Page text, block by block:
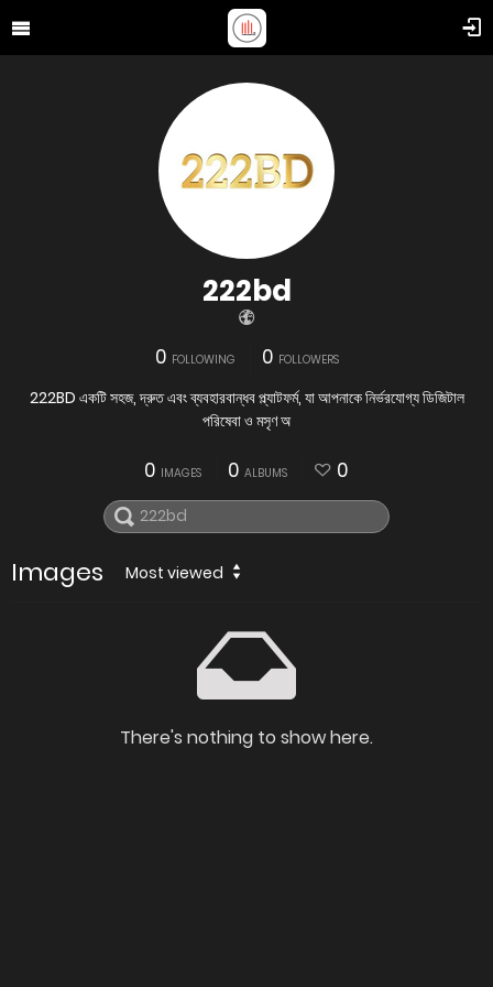
222bd
0 FOLLOWING 0 FOLLOWERS
222BD একটি সহজ, দ্রুত এবং ব্যবহারবান্ধব প্ল্যাটফর্ম, যা আপনাকে নির্ভরযোগ্য ডিজিটাল
পরিষেবা ও মসৃণ অ
0 IMAGES 0 ALBUMS 0
Images Most viewed
There's nothing to show here.